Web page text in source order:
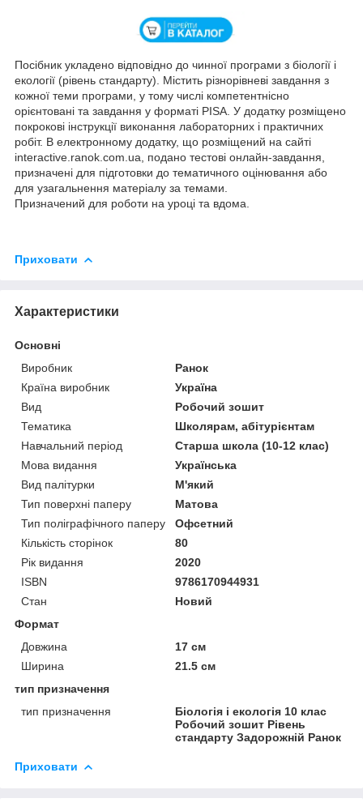
Посібник укладено відповідно до чинної програми з біології і
екології (рівень стандарту). Містить різнорівневі завдання з
кожної теми програми, у тому числі компетентнісно
орієнтовані та завдання у форматі PISA. У додатку розміщено
покрокові інструкції виконання лабораторних і практичних
робіт. В електронному додатку, що розміщений на сайті
interactive.ranok.com.ua, подано тестові онлайн-завдання,
призначені для підготовки до тематичного оцінювання або
для узагальнення матеріалу за темами.
Призначений для роботи на уроці та вдома.
Приховати
Характеристики
Основні
Виробник
Ранок
Країна виробник
Україна
Вид
Робочий зошит
Тематика
Школярам, абітурієнтам
Навчальний період
Старша школа (10-12 клас)
Мова видання
Українська
Вид палітурки
М'який
Тип поверхні паперу
Матова
Тип поліграфічного паперу
Офсетний
Кількість сторінок
80
Рік видання
2020
ISBN
9786170944931
Стан
Новий
Формат
Довжина
17 см
Ширина
21.5 см
тип призначення
тип призначення
Біологія і екологія 10 клас
Робочий зошит Рівень
стандарту Задорожній Ранок
Приховати